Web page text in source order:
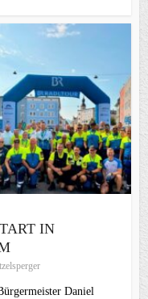
IN
Daniel